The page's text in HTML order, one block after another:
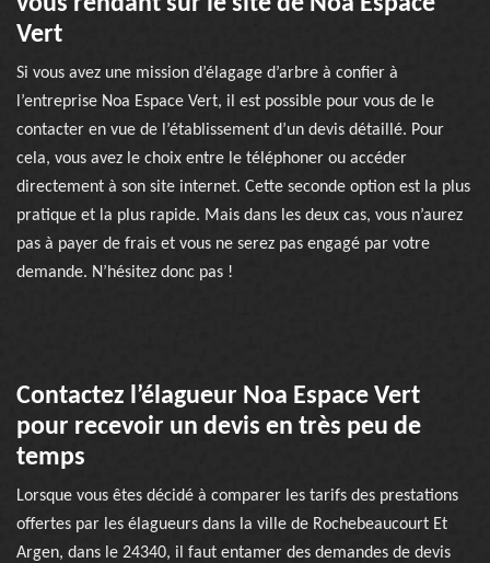
Vert
Si vous avez une mission d’élagage d’arbre à confier à
l’entreprise Noa Espace Vert, il est possible pour vous de le
contacter en vue de l’établissement d’un devis détaillé. Pour
cela, vous avez le choix entre le téléphoner ou accéder
directement à son site internet. Cette seconde option est la plus
pratique et la plus rapide. Mais dans les deux cas, vous n’aurez
pas à payer de frais et vous ne serez pas engagé par votre
demande. N’hésitez donc pas !
Contactez l’élagueur Noa Espace Vert
pour recevoir un devis en très peu de
temps
Lorsque vous êtes décidé à comparer les tarifs des prestations
offertes par les élagueurs dans la ville de Rochebeaucourt Et
Argen, dans le 24340, il faut entamer des demandes de devis